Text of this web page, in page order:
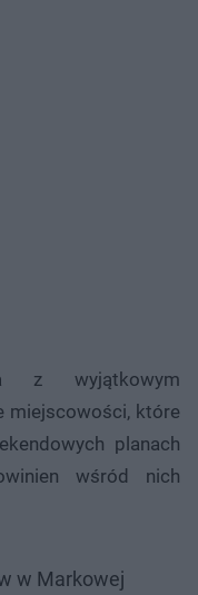
z wyjątkowym
miejscowości, które
planach
wśród nich
w Markowej